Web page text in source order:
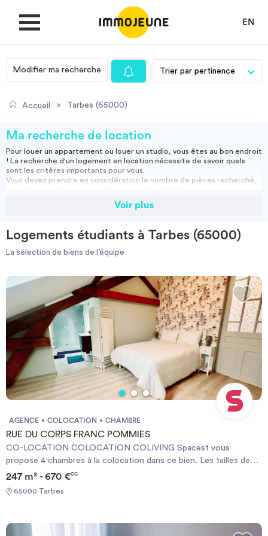
EN
MON COMPTE
Je cherche un logement
Villes
Investir
Blog
Modifier ma recherche
Accueil > Tarbes (65000)
Ma recherche de location
Pour louer un appartement ou louer un studio, vous êtes au bon endroit
! La recherche d'un logement en location nécessite de savoir quels
sont les critères importants pour vous.
Vous devez prendre en considération le nombre de pièces recherché,
Vous pouvez louer un appartement meublé, ce qui vous permettra
Studio, appartement vide ou meublé, location courte durée :
pour trouver la location qui vous convient.
durée-Location studio
Voir plus
Logements étudiants à Tarbes (65000)
La sélection de biens de l’équipe
AGENCE COLOCATION CHAMBRE
RUE DU CORPS FRANC POMMIES
CO-LOCATION COLOCATION COLIVING Spacest vous
propose 4 chambres à la colocation dans ce bien. Les tailles des
chambres vont de 16 ㎡ à 20 ㎡.. Cette location est éligible aux
APL. Grande maison meublée de 247 m² – colocation premium –
idéale étudiants & jeunes actifs Découvrez cette vaste maison
confortable et haut de gamme. Elle propose 6 chambres
247 m² - 670 €CC
65000 Tarbes